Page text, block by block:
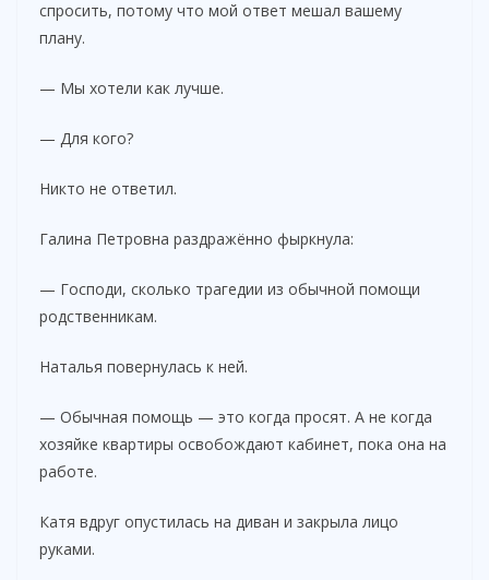
спросить, потому что мой ответ мешал вашему
плану.
— Мы хотели как лучше.
— Для кого?
Никто не ответил.
Галина Петровна раздражённо фыркнула:
— Господи, сколько трагедии из обычной помощи
родственникам.
Наталья повернулась к ней.
— Обычная помощь — это когда просят. А не когда
хозяйке квартиры освобождают кабинет, пока она на
работе.
Катя вдруг опустилась на диван и закрыла лицо
руками.